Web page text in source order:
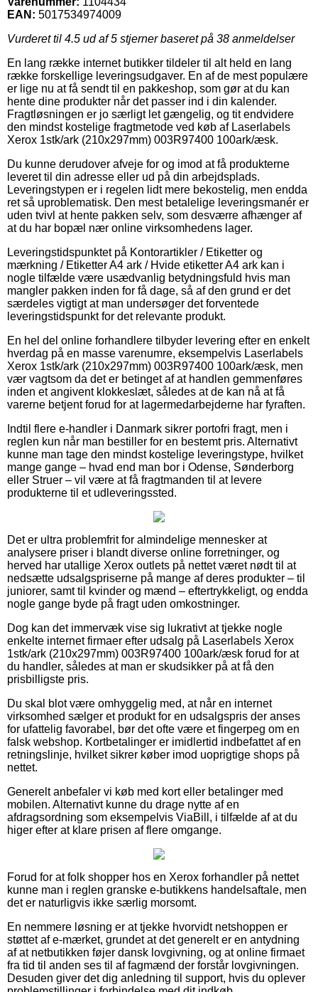
EAN: 5017534974009
Vurderet til 4.5 ud af 5 stjerner baseret på 38 anmeldelser
En lang række internet butikker tildeler til alt held en lang
række forskellige leveringsudgaver. En af de mest populære
er lige nu at få sendt til en pakkeshop, som gør at du kan
hente dine produkter når det passer ind i din kalender.
Fragtløsningen er jo særligt let gængelig, og tit endvidere
den mindst kostelige fragtmetode ved køb af Laserlabels
Xerox 1stk/ark (210x297mm) 003R97400 100ark/æsk.
Du kunne derudover afveje for og imod at få produkterne
leveret til din adresse eller ud på din arbejdsplads.
Leveringstypen er i regelen lidt mere bekostelig, men endda
ret så uproblematisk. Den mest betalelige leveringsmanér er
uden tvivl at hente pakken selv, som desværre afhænger af
at du har bopæl nær online virksomhedens lager.
Leveringstidspunktet på Kontorartikler / Etiketter og
mærkning / Etiketter A4 ark / Hvide etiketter A4 ark kan i
nogle tilfælde være usædvanlig betydningsfuld hvis man
mangler pakken inden for få dage, så af den grund er det
særdeles vigtigt at man undersøger det forventede
leveringstidspunkt for det relevante produkt.
En hel del online forhandlere tilbyder levering efter en enkelt
hverdag på en masse varenumre, eksempelvis Laserlabels
Xerox 1stk/ark (210x297mm) 003R97400 100ark/æsk, men
vær vagtsom da det er betinget af at handlen gemmenføres
inden et angivent klokkeslæt, således at de kan nå at få
varerne betjent forud for at lagermedarbejderne har fyraften.
Indtil flere e-handler i Danmark sikrer portofri fragt, men i
reglen kun når man bestiller for en bestemt pris. Alternativt
kunne man tage den mindst kostelige leveringstype, hvilket
mange gange – hvad end man bor i Odense, Sønderborg
eller Struer – vil være at få fragtmanden til at levere
produkterne til et udleveringssted.
Det er ultra problemfrit for almindelige mennesker at
analysere priser i blandt diverse online forretninger, og
herved har utallige Xerox outlets på nettet været nødt til at
nedsætte udsalgspriserne på mange af deres produkter – til
juniorer, samt til kvinder og mænd – eftertrykkeligt, og endda
nogle gange byde på fragt uden omkostninger.
Dog kan det immervæk vise sig lukrativt at tjekke nogle
enkelte internet firmaer efter udsalg på Laserlabels Xerox
1stk/ark (210x297mm) 003R97400 100ark/æsk forud for at
du handler, således at man er skudsikker på at få den
prisbilligste pris.
Du skal blot være omhyggelig med, at når en internet
virksomhed sælger et produkt for en udsalgspris der anses
for ufattelig favorabel, bør det ofte være et fingerpeg om en
falsk webshop. Kortbetalinger er imidlertid indbefattet af en
retningslinje, hvilket sikrer køber imod uoprigtige shops på
nettet.
Generelt anbefaler vi køb med kort eller betalinger med
mobilen. Alternativt kunne du drage nytte af en
afdragsordning som eksempelvis ViaBill, i tilfælde af at du
higer efter at klare prisen af flere omgange.
Forud for at folk shopper hos en Xerox forhandler på nettet
kunne man i reglen granske e-butikkens handelsaftale, men
det er naturligvis ikke særlig morsomt.
En nemmere løsning er at tjekke hvorvidt netshoppen er
støttet af e-mærket, grundet at det generelt er en antydning
af at netbutikken føjer dansk lovgivning, og at online firmaet
fra tid til anden ses til af fagmænd der forstår lovgivningen.
Desuden giver det dig anledning til support, hvis du oplever